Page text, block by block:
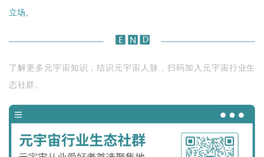
立场。
了解更多元宇宙知识，结识元宇宙人脉，扫码加入元宇宙行业生
态社群。